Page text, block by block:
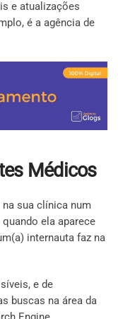
e atualizações
é a agência de
Médicos
sua clínica num
ela aparece
internauta faz na
e de
buscas na área da